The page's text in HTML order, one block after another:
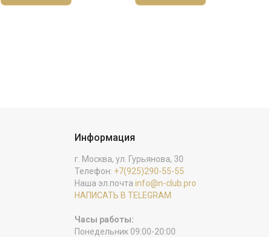
Информация
г. Москва, ул. Гурьянова, 30
Телефон: +7(925)290-55-55
Наша эл.почта info@n-club.pro
НАПИСАТЬ В TELEGRAM
Часы работы:
Понедельник 09:00-20:00